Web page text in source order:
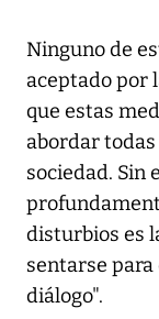
Ninguno de
aceptado por
que estas
abordar
sociedad. Sin
disturbios es
sentarse
diálogo".